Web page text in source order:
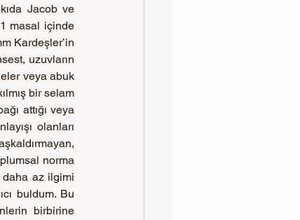
Jacob ve
masal içinde
Kardeşler’in
uzuvların
veya abuk
bir selam
attığı veya
olanları
norma
daha az ilgimi
buldum. Bu
birbirine